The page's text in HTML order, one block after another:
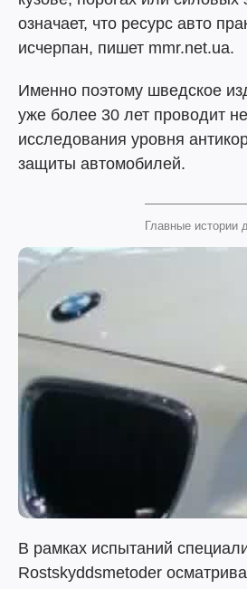
означает, что ресурс авто
исчерпан, пишет mmr.net.ua.
Именно поэтому шведское
уже более 30 лет проводит
исследования уровня
защиты автомобилей.
Главные истории
В рамках испытаний
Rostskyddsmetoder